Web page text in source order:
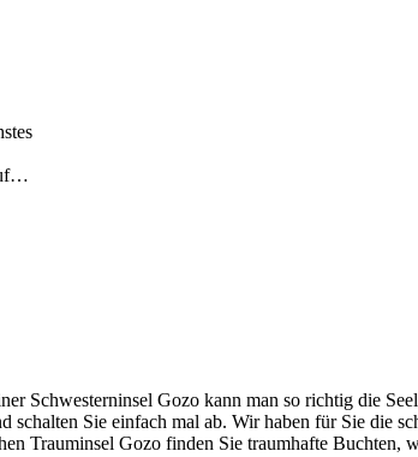
…
Schwesterninsel Gozo kann man so richtig die
schalten Sie einfach mal ab. Wir haben für Sie die
Trauminsel Gozo finden Sie traumhafte Buchten,